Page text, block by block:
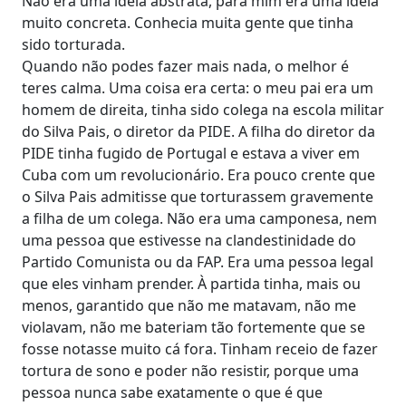
muito concreta. Conhecia muita gente que tinha
sido torturada.
Quando não podes fazer mais nada, o melhor é
teres calma. Uma coisa era certa: o meu pai era um
homem de direita, tinha sido colega na escola militar
do Silva Pais, o diretor da PIDE. A filha do diretor da
PIDE tinha fugido de Portugal e estava a viver em
Cuba com um revolucionário. Era pouco crente que
o Silva Pais admitisse que torturassem gravemente
a filha de um colega. Não era uma camponesa, nem
uma pessoa que estivesse na clandestinidade do
Partido Comunista ou da FAP. Era uma pessoa legal
que eles vinham prender. À partida tinha, mais ou
menos, garantido que não me matavam, não me
violavam, não me bateriam tão fortemente que se
fosse notasse muito cá fora. Tinham receio de fazer
tortura de sono e poder não resistir, porque uma
pessoa nunca sabe exatamente o que é que